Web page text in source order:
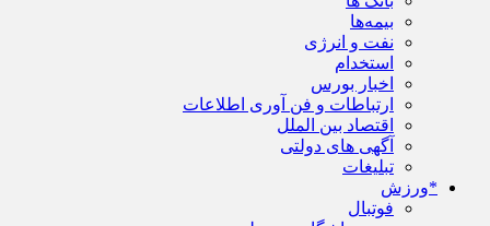
بیمه‌ها
نفت و انرژی
استخدام
اخبار بورس
ارتباطات و فن آوری اطلاعات
اقتصاد بین الملل
آگهی های دولتی
تبلیغات
*ورزش
فوتبال